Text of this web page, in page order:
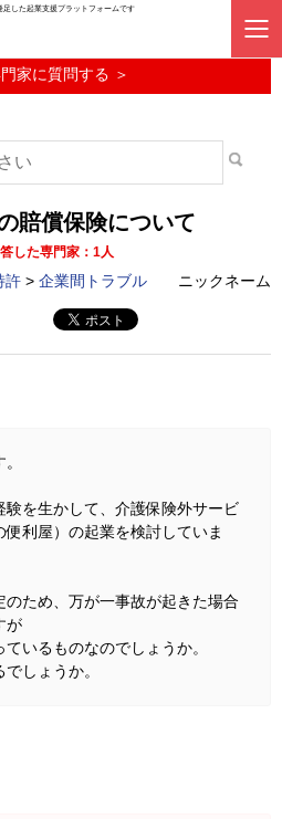
足した起業支援プラットフォームです
サービス
家に質問する ＞
賠償保険について
した専門家：1人
許 > 企業間トラブル ニックネーム
を生かして、介護保険外サービ
利屋）の起業を検討していま
ため、万が一事故が起きた場合
が
いるものなのでしょうか。
しょうか。